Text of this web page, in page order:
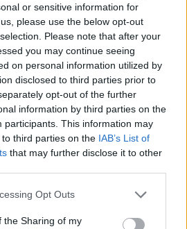
or sensitive information for
please use the below opt-out
Please note that after your
you may continue seeing
on personal information utilized by
disclosed to third parties prior to
opt-out of the further
information by third parties on the
participants. This information may
third parties on the IAB’s List of
that may further disclose it to other
app uses one or more Google
usage behaviour. You may click to
Opt Outs
the Sharing of my